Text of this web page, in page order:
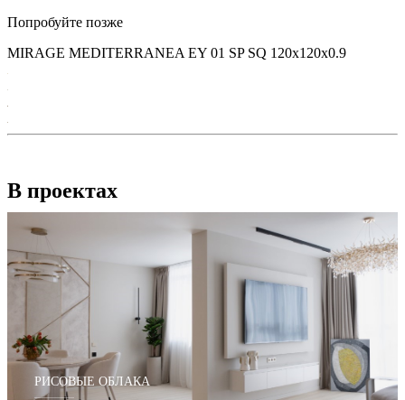
Попробуйте позже
MIRAGE MEDITERRANEA EY 01 SP SQ 120х120x0.9
В проектах
РИСОВЫЕ ОБЛАКА